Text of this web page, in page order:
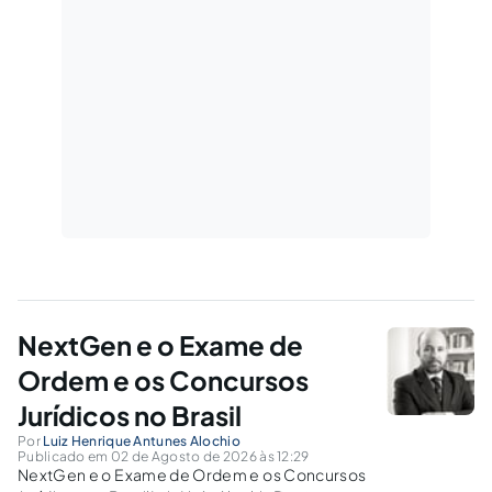
NextGen e o Exame de
Ordem e os Concursos
Jurídicos no Brasil
Por Luiz Henrique Antunes Alochio
Publicado em 02 de Agosto de 2026 às 12:29
NextGen e o Exame de Ordem e os Concursos